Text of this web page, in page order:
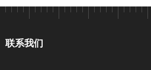
联系我们